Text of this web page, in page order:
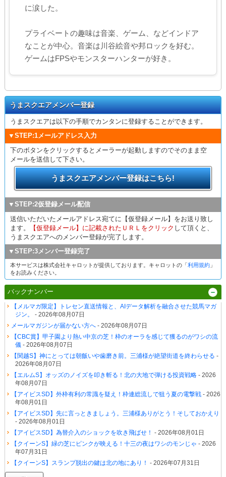
に涙した。
プライベートの趣味は音楽、ゲーム、などインドア
なことが中心。音楽は川谷絵音や邦ロックを好む。
ゲームはFPSやモンスターハンターが好き。
うまスクエアメンバー登録
うまスクエアは以下の手順でカンタンに登録することができます。
▼STEP:1メールアドレス入力
下のボタンをクリックするとメーラーが起動しますのでそのまま空
メールを送信して下さい。
うまスクエアメンバー登録はこちら!
▼STEP:2仮登録メール配信
送信いただいたメールアドレス宛てに【仮登録メール】をお送り致し
ます。
【仮登録メール】に記載されたＵＲＬをクリック して頂くと、
うまスクエアへのメンバー登録が完了します。
▼STEP:3メンバー登録完了
本サービスは株式会社キャロットが提供しております。キャロットの「利用規約」
をお読みください。
バックナンバー
【メルマガ限定】トレセン直送情報と、AIデータ解析を融合させた競馬マガ
ジン。
- 2026年08月07日
メールマガジンが届かない方へ- 2026年08月07日
【CBC賞】甲子園より熱い中京の芝！枠のオーラを感じて獲るのがワシの流
儀- 2026年08月07日
【関越S】神にとっては朝飯いや歯磨き前。三浦様が絶望街道を終わらせる -
2026年08月07日
【エルムS】オッズのノイズを叩き斬る！北の大地で弾ける投資戦略- 2026
年08月07日
【アイビスSD】外枠有利の常識を疑え！枠連総流しで狙う夏の電撃戦- 2026
年08月01日
【アイビスSD】先に言っときましょう。三浦様ありがとう！そしておかえり
- 2026年08月01日
【アイビスSD】為替介入のショックを吹き飛ばせ！ - 2026年08月01日
【クイーンS】緑の芝にピンクが映える！十三の夜はワシのモンじゃ - 2026
年07月31日
【クイーンS】スランプ脱出の鍵は北の地にあり！ - 2026年07月31日